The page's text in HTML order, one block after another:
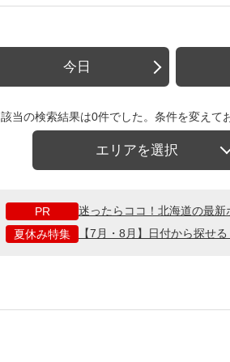
今日
該当の検索結果は0件でした。条件を変えて
エリアを選択
PR
迷ったらココ！北海道の最
夏休み特集
【7月・8月】日付から探せ